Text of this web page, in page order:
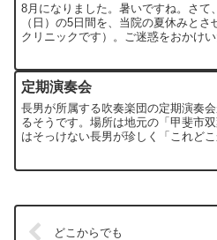
8月になりました。暑いですね。さて
（日）の5日間を、当院の夏休みと
クリニックです）。ご迷惑をおかけ
定期演奏会
長男が所属する吹奏楽団の定期演奏
るそうです。場所は地元の「甲斐市
はそっけない長男が珍しく「これど
どこからでも